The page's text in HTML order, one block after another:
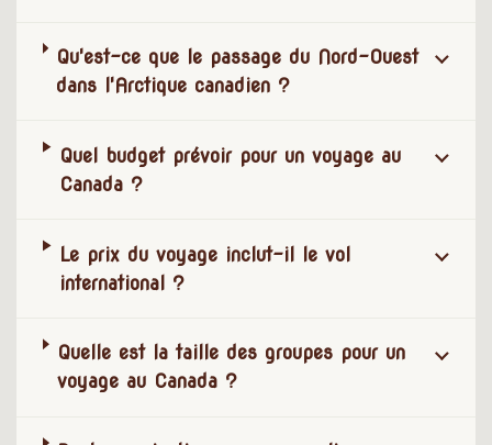
Qu'est-ce que le passage du Nord-Ouest
dans l'Arctique canadien ?
Quel budget prévoir pour un voyage au
Canada ?
Le prix du voyage inclut-il le vol
international ?
Quelle est la taille des groupes pour un
voyage au Canada ?